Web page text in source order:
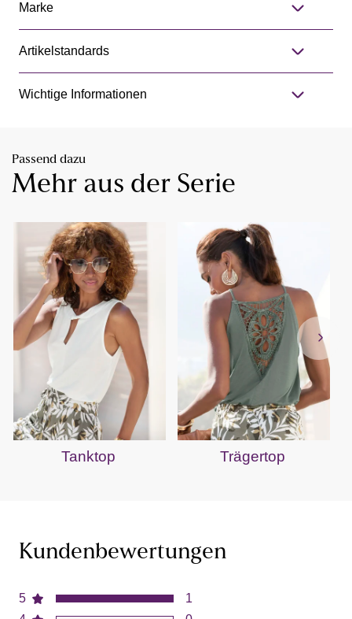
Marke
Artikelstandards
Wichtige Informationen
Passend dazu
Mehr aus der Serie
Tanktop Trägertop
Kundenbewertungen
5
1